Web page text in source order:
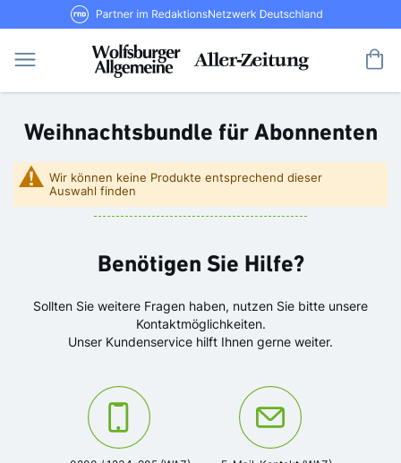
Direkt
zum
Inhalt
RND Partner im RedaktionsNetzwerk
Weihnachtsbundle für Abonnenten
Wir können keine Produkte entsprechend dieser
Auswahl finden
Benötigen Sie Hilfe?
Sollten Sie weitere Fragen haben, nutzen Sie bitte unsere
Kontaktmöglichkeiten.
Unser Kundenservice hilft Ihnen gerne weiter.